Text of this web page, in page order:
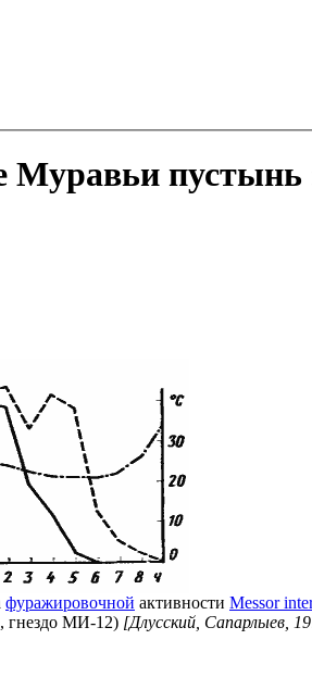
Муравьи пустынь
фуражировочной активности Messor
гнездо МИ-12) [Длусский, Сапарлыев,